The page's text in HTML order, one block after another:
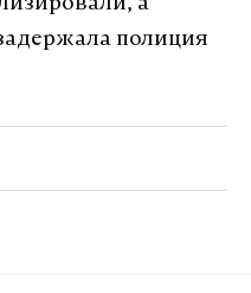
полиция